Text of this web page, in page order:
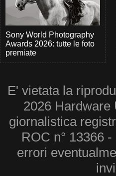
Sony World Photography
Awards 2026: tutte le foto
premiate
E' vietata la
2026 Hardware
giornalistica
ROC n° 13366
errori